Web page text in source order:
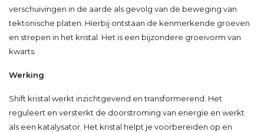
verschuivingen in de aarde als gevolg van de beweging van
tektonische platen. Hierbij ontstaan de kenmerkende groeven
en strepen in het kristal. Het is een bijzondere groeivorm van
kwarts.
Werking
Shift kristal werkt inzichtgevend en transformerend. Het
reguleert en versterkt de doorstroming van energie en werkt
als een katalysator. Het kristal helpt je voorbereiden op en